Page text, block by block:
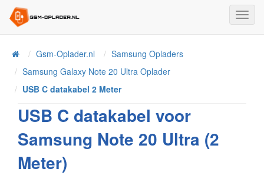
HomeGsm-Oplader.nl
Samsung Opladers
Samsung Galaxy Note 20 Ultra Oplader
USB C datakabel 2 Meter
USB C datakabel voor
Samsung Note 20 Ultra (2
Meter)